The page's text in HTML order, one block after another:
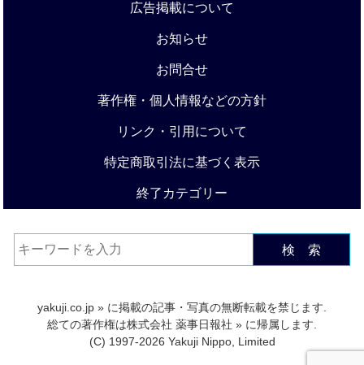
広告掲載について
お知らせ
お問合せ
著作権・個人情報などの方針
リンク・引用について
特定商取引法に基づく表示
終了カテゴリー
検 索
yakuji.co.jp » に掲載の記事・写真の無断転載を禁じます.
総ての著作権は株式会社 薬事日報社 » に帰属します.
(C) 1997-2026 Yakuji Nippo, Limited